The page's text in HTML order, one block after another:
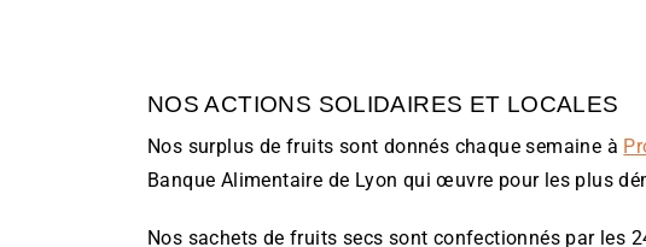
NOS ACTIONS SOLIDAIRES ET LOCALES
Nos surplus de fruits sont donnés chaque semaine à
Banque Alimentaire de Lyon qui œuvre pour les plus
Nos sachets de fruits secs sont confectionnés par les